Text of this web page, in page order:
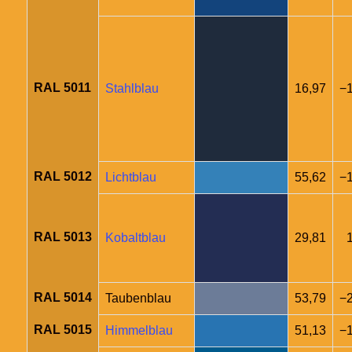
RAL 5011 Stahlblau 16,97
RAL 5012 Lichtblau 55,62
RAL 5013 Kobaltblau 29,81
RAL 5014 Taubenblau 53,79
RAL 5015 Himmelblau 51,13